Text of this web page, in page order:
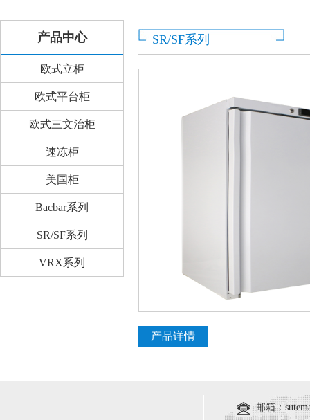
产品中心
欧式立柜
欧式平台柜
欧式三文治柜
速冻柜
美国柜
Bacbar系列
SR/SF系列
VRX系列
SR/SF系列
产品详情
邮箱：